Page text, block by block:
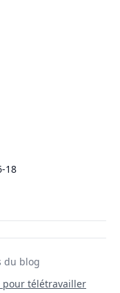
18
du blog
télétravailler